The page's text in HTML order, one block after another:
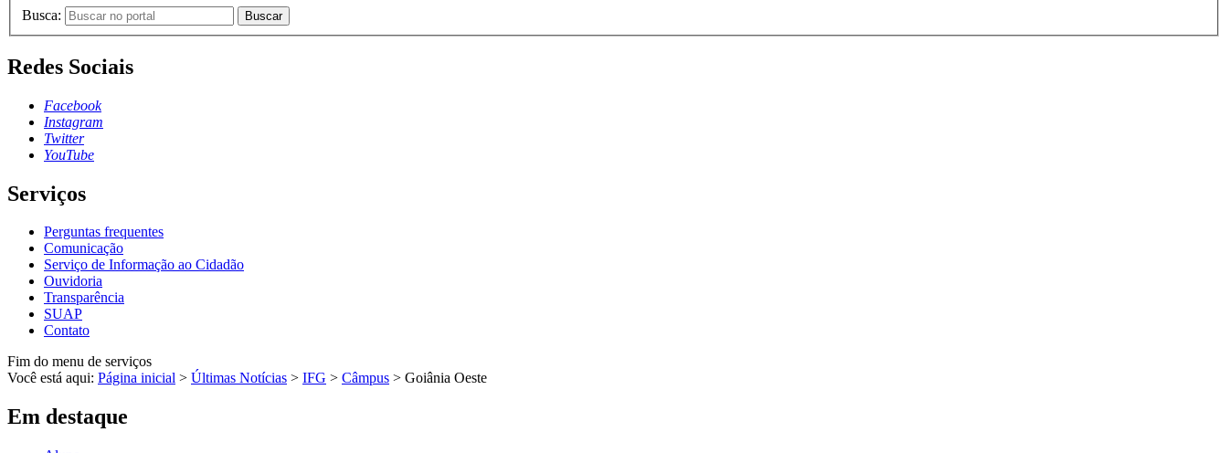
Busca: Buscar
Redes Sociais
Facebook
Instagram
Twitter
YouTube
Serviços
Perguntas frequentes
Comunicação
Serviço de Informação ao Cidadão
Ouvidoria
Transparência
SUAP
Contato
Fim do menu de serviços
Você está aqui: Página inicial > Últimas Notícias > IFG > Câmpus > Goiânia Oeste
Em destaque